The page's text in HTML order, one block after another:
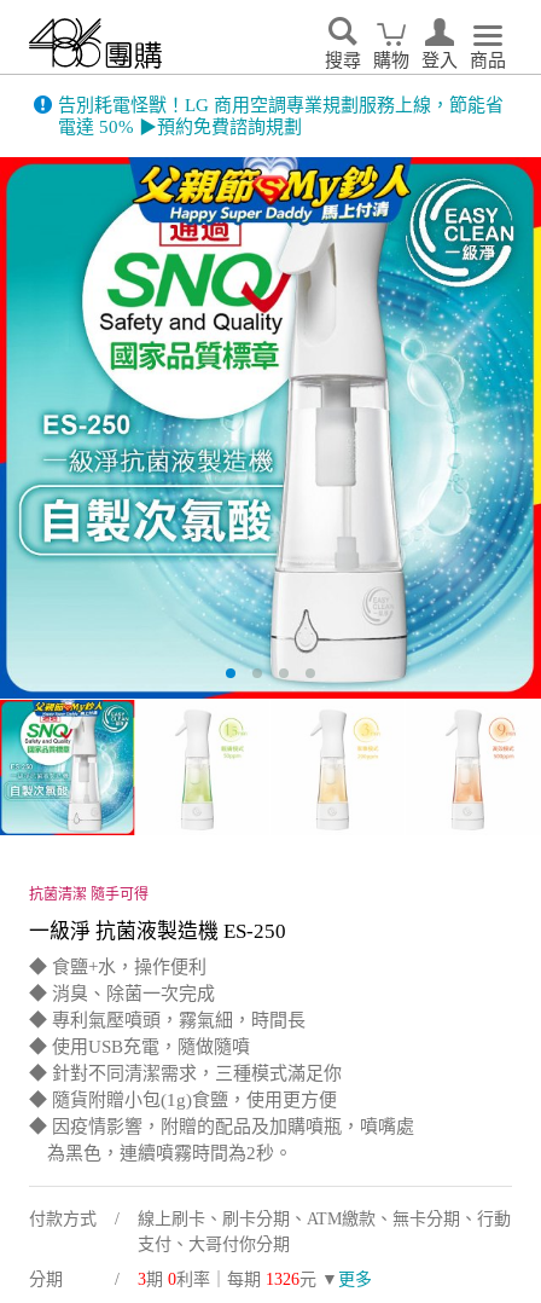
搜尋 購物 登入 商品
告別耗電怪獸！LG 商用空調專業規劃服務上線，節能省
電達 50% ▶預約免費諮詢規劃
抗菌清潔 隨手可得
一級淨 抗菌液製造機 ES-250
◆ 食鹽+水，操作便利
◆ 消臭、除菌一次完成
◆ 專利氣壓噴頭，霧氣細，時間長
◆ 使用USB充電，隨做隨噴
◆ 針對不同清潔需求，三種模式滿足你
◆ 隨貨附贈小包(1g)食鹽，使用更方便
◆ 因疫情影響，附贈的配品及加購噴瓶，噴嘴處
為黑色，連續噴霧時間為2秒。
付款方式
線上刷卡、刷卡分期、ATM繳款、無卡分期、行動
支付、大哥付你分期
分期
3期 0利率｜每期 1326元 ▼ 更多